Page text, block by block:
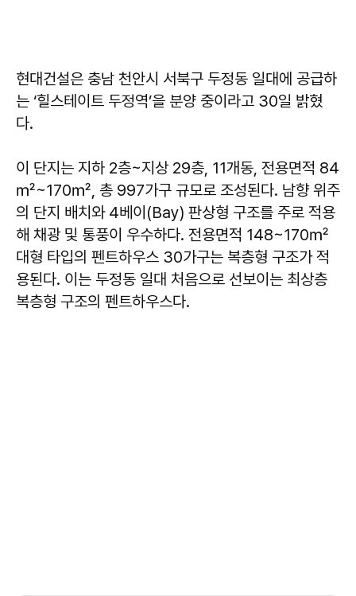
현대건설은 충남 천안시 서북구 두정동 일대에 공급하
는 ‘힐스테이트 두정역’을 분양 중이라고 30일 밝혔
다.
이 단지는 지하 2층~지상 29층, 11개동, 전용면적 84
㎡~170㎡, 총 997가구 규모로 조성된다. 남향 위주
의 단지 배치와 4베이(Bay) 판상형 구조를 주로 적용
해 채광 및 통풍이 우수하다. 전용면적 148~170㎡
대형 타입의 펜트하우스 30가구는 복층형 구조가 적
용된다. 이는 두정동 일대 처음으로 선보이는 최상층
복층형 구조의 펜트하우스다.